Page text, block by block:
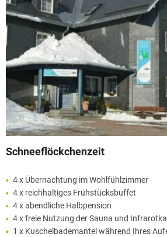
Schneeflöckchenzeit
4 x Übernachtung im Wohlfühlzimmer
4 x reichhaltiges Frühstücksbuffet
4 x abendliche Halbpension
4 x freie Nutzung der Sauna und
1 x Kuschelbademantel während Ihres